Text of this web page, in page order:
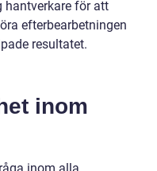
hantverkare för att
efterbearbetningen
resultatet.
inom